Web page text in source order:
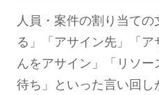
人員・案件の割り当て
る」「アサイン先」「ア
んをアサイン」「リソ
待ち」といった言い回